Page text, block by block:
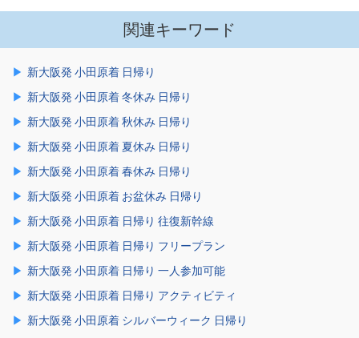
関連キーワード
新大阪発 小田原着 日帰り
新大阪発 小田原着 冬休み 日帰り
新大阪発 小田原着 秋休み 日帰り
新大阪発 小田原着 夏休み 日帰り
新大阪発 小田原着 春休み 日帰り
新大阪発 小田原着 お盆休み 日帰り
新大阪発 小田原着 日帰り 往復新幹線
新大阪発 小田原着 日帰り フリープラン
新大阪発 小田原着 日帰り 一人参加可能
新大阪発 小田原着 日帰り アクティビティ
新大阪発 小田原着 シルバーウィーク 日帰り